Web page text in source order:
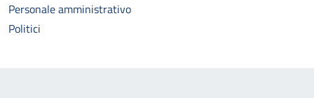
Personale amministrativo
Politici